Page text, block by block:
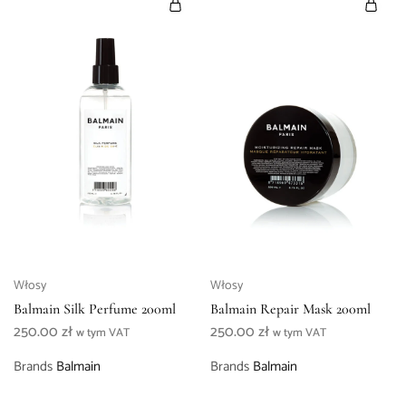
Włosy
Balmain Silk Perfume 200ml
250.00złw tym VAT
Brands Balmain
Włosy
Balmain Repair Mask 200ml
250.00zł w tym VAT
Brands Balmain